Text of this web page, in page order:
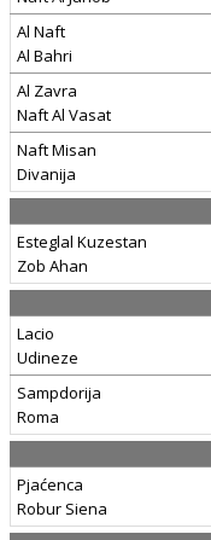
Al Naft
Al Bahri
Al Zavra
Naft Al Vasat
Naft Misan
Divanija
Esteglal Kuzestan
Zob Ahan
Lacio
Udineze
Sampdorija
Roma
Pjaćenca
Robur Siena